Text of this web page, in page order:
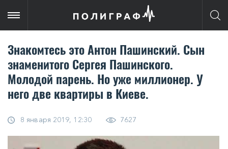
Знакомтесь это Антон Пашинский. Сын
знаменитого Сергея Пашинского.
Молодой парень. Но уже миллионер. У
него две квартиры в Киеве.
8 января 2019, 12:30 7627